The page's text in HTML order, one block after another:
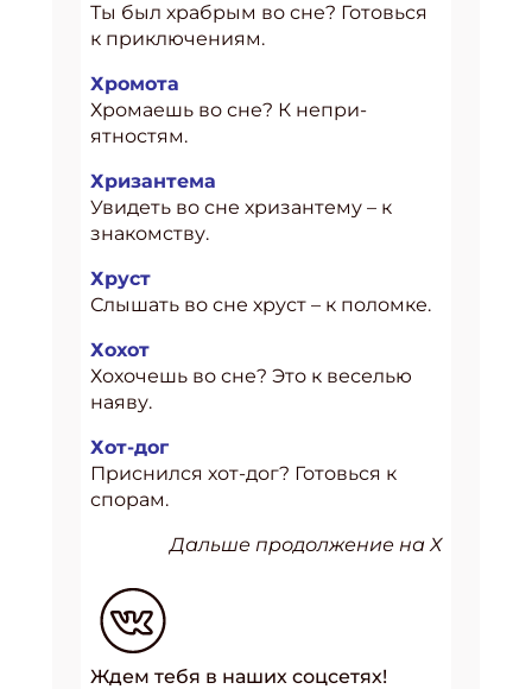
Ты был храбрым во сне? Готовься
к приключениям.
Хромота
Хромаешь во сне? К непри-
ятностям.
Хризантема
Увидеть во сне хризантему – к
знакомству.
Хруст
Слышать во сне хруст – к поломке.
Хохот
Хохочешь во сне? Это к веселью
наяву.
Хот-дог
Приснился хот-дог? Готовься к
спорам.
Дальше продолжение на Х
Ждем тебя в наших соцсетях!